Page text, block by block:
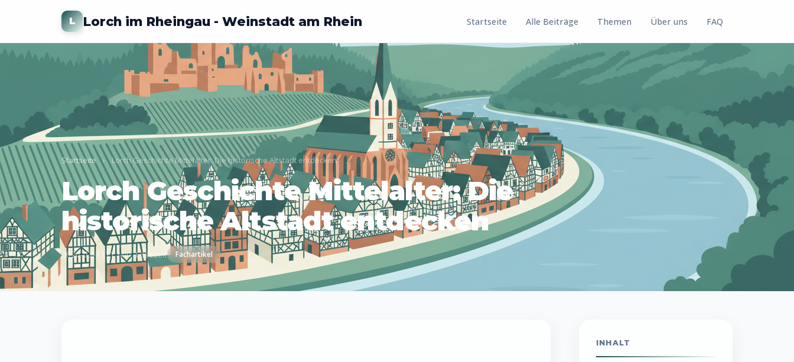
L Lorch im Rheingau - Weinstadt am Rhein Startseite Alle Beiträge Themen Über uns FAQ
Startseite › Lorch Geschichte Mittelalter: Die historische Altstadt entdecken
Lorch Geschichte Mittelalter: Die
historische Altstadt entdecken
2026-03-11 11 Min. Lesezeit Fachartikel
INHALT